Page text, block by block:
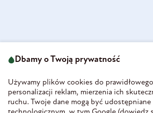
58-160 Świebodzice
REGON 890213034
INFORMACJE
Dbamy o Twoją prywatność
Używamy plików cookies do
personalizacji reklam, mierzenia ich
ruchu. Twoje dane mogą być